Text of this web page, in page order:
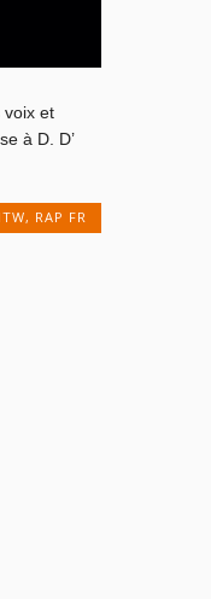
voix et
à D. D’
, RAP FR